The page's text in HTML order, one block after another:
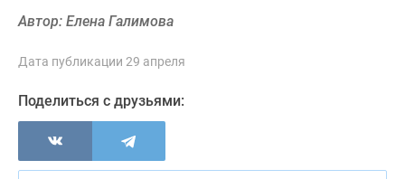
Новости
Мнение
Аналитика
рынка
Покупателю
Экспертиза
Автор: Елена Галимова
Дата публикации 29 апреля
Поделиться с друзьями: